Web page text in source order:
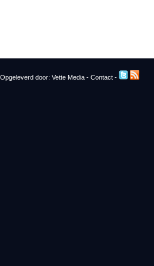
Opgeleverd door: Vette Media - Contact -